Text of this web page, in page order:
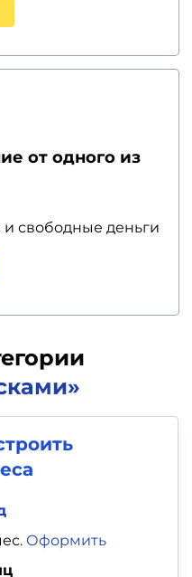
от одного из
и свободные деньги
Оформить